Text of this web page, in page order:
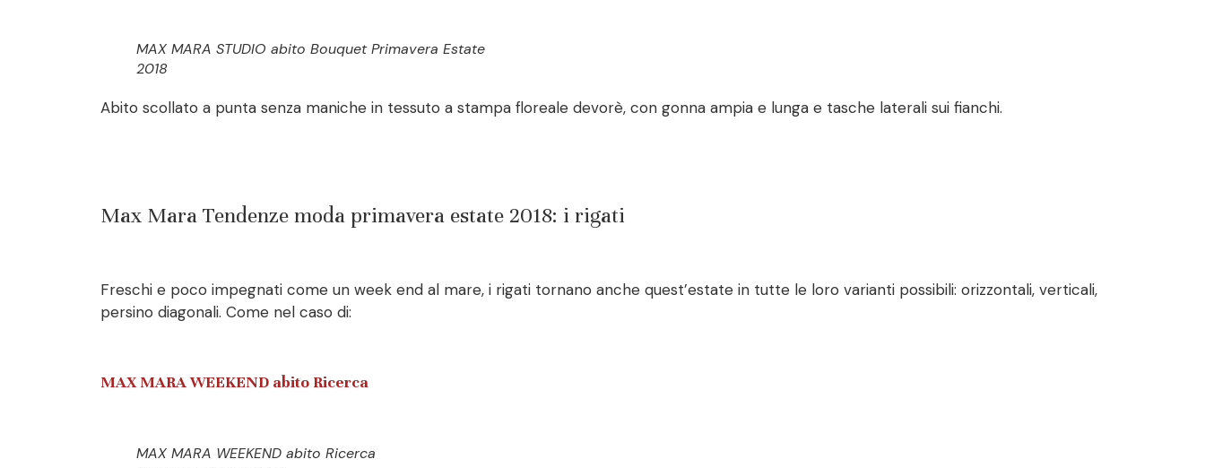
MAX MARA STUDIO abito Bouquet Primavera Estate
2018
Abito scollato a punta senza maniche in tessuto a stampa floreale devorè, con gonna ampia e lunga e tasche laterali sui fianchi.
Max Mara Tendenze moda primavera estate 2018: i rigati
Freschi e poco impegnati come un week end al mare, i rigati tornano anche quest’estate in tutte le loro varianti possibili: orizzontali, verticali,
persino diagonali. Come nel caso di:
MAX MARA WEEKEND abito Ricerca
MAX MARA WEEKEND abito Ricerca